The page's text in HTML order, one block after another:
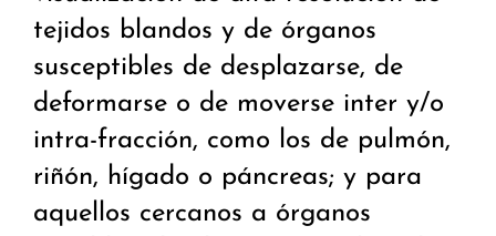
tejidos blandos y de órganos
susceptibles de desplazarse, de
deformarse o de moverse inter y/o
intra-fracción, como los de pulmón,
riñón, hígado o páncreas; y para
aquellos cercanos a órganos